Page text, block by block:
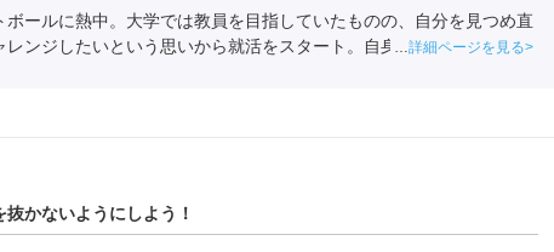
ールに熱中。大学では教員を目指していたものの、自分を見つめ直
レンジしたいという思いから就活をスタート。自身も就活ではエージ
詳細ページを見る
かないようにしよう！